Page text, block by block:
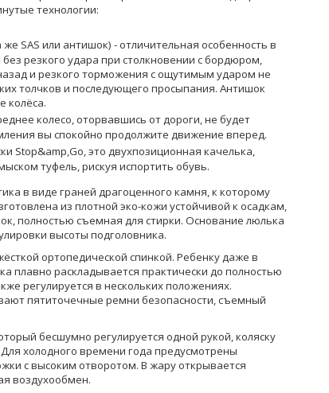
технологии:
SAS или антишок) - отличительная особенность в
резкого удара при столкновении с бордюром,
и резкого торможения с ощутимым ударом не
толчков и последующего просыпания. Антишок
колёса.
колесо, оторвавшись от дороги, не будет
вы спокойно продолжите движение вперед.
Stop&amp,Go, это двухпозиционная качелька,
туфель, рискуя испортить обувь.
в виде граней драгоценного камня, к которому
из плотной эко-кожи устойчивой к осадкам,
полностью съемная для стирки. Основание люлька
высоты подголовника.
ортопедической спинкой. Ребенку даже в
плавно раскладывается практически до полностью
регулируется в нескольких положениях.
пятиточечные ремни безопасности, съемный
бесшумно регулируется одной рукой, коляску
холодного времени года предусмотрены
с высоким отворотом. В жару открывается
воздухообмен.